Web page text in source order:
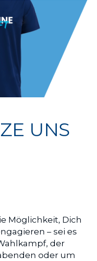
UNS
Möglichkeit, Dich
– sei es
der
oder um